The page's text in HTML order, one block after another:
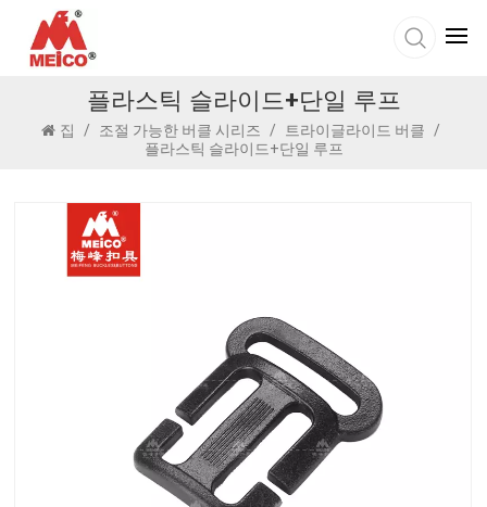
플라스틱 슬라이드+단일 루프
집 / 조절 가능한 버클 시리즈 / 트라이글라이드 버클
/
플라스틱 슬라이드+단일 루프